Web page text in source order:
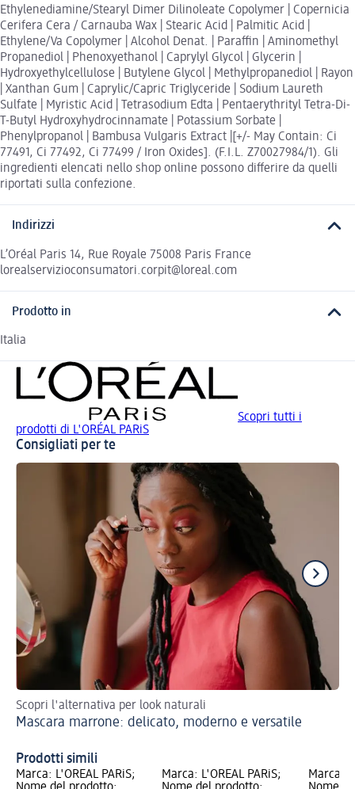
Ethylenediamine/Stearyl Dimer Dilinoleate Copolymer | Copernicia
Cerifera Cera / Carnauba Wax | Stearic Acid | Palmitic Acid |
Ethylene/Va Copolymer | Alcohol Denat. | Paraffin | Aminomethyl
Propanediol | Phenoxyethanol | Caprylyl Glycol | Glycerin |
Hydroxyethylcellulose | Butylene Glycol | Methylpropanediol | Rayon
| Xanthan Gum | Caprylic/Capric Triglyceride | Sodium Laureth
Sulfate | Myristic Acid | Tetrasodium Edta | Pentaerythrityl Tetra-Di-
T-Butyl Hydroxyhydrocinnamate | Potassium Sorbate |
Phenylpropanol | Bambusa Vulgaris Extract |[+/- May Contain: Ci
77491, Ci 77492, Ci 77499 / Iron Oxides]. (F.I.L. Z70027984/1). Gli
ingredienti elencati nello shop online possono differire da quelli
riportati sulla confezione.
Indirizzi
L’Oréal Paris 14, Rue Royale 75008 Paris France
lorealservizioconsumatori.corpit@loreal.com
Prodotto in
Italia
Scopri tutti i
prodotti di L'ORÉAL PARiS
Consigliati per te
Scopri l'alternativa per look naturali
Mascara marrone: delicato, moderno e versatile
Prodotti simili
Marca: L'ORÉAL PARiS;
Marca: L'ORÉAL PARiS;
Marca: